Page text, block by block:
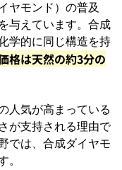
ヤモンド）の普及
与えています。合成
学的に同じ構造を持
格は天然の約3分の
人気が高まっている
が支持される理由で
では、合成ダイヤモ
。